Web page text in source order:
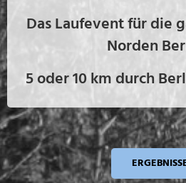
Das Laufevent für die
Norden
5 oder 10 km durch